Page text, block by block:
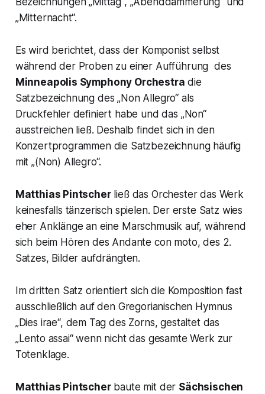
„Mitternacht“.
Es wird berichtet, dass der Komponist selbst
während der Proben zu einer Aufführung des
Minneapolis Symphony Orchestra die
Satzbezeichnung des „Non Allegro“ als
Druckfehler definiert habe und das „Non“
ausstreichen ließ. Deshalb findet sich in den
Konzertprogrammen die Satzbezeichnung häufig
mit „(Non) Allegro“.
Matthias Pintscherließ das Orchester das Werk
keinesfalls tänzerisch spielen. Der erste Satz wies
eher Anklänge an eine Marschmusik auf, während
sich beim Hören des Andante con moto, des 2.
Satzes, Bilder aufdrängten.
Im dritten Satz orientiert sich die Komposition fast
ausschließlich auf den Gregorianischen Hymnus
„Dies irae“, dem Tag des Zorns, gestaltet das
„Lento assai“ wenn nicht das gesamte Werk zur
Totenklage.
Matthias Pintscherbaute mit der Sächsischen